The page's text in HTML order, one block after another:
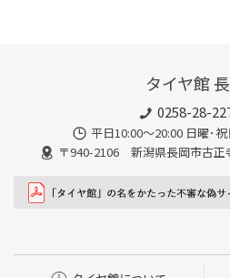
タイヤ館
0258-28-
平日10:00～20:00 日曜･
〒940-2106 新潟県長岡市古正